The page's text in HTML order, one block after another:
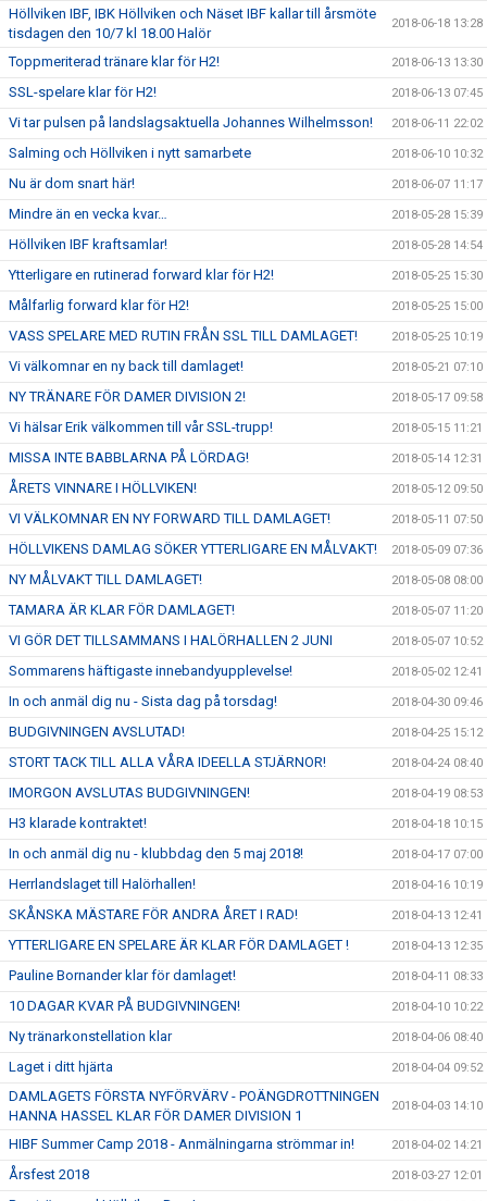
Höllviken IBF, IBK Höllviken och Näset IBF kallar till årsmöte
tisdagen den 10/7 kl 18.00 Halör
2018-06-18 13:28
Toppmeriterad tränare klar för H2! 2018-06-13 13:30
SSL-spelare klar för H2! 2018-06-13 07:45
Vi tar pulsen på landslagsaktuella Johannes Wilhelmsson! 2018-06-11 22:02
Salming och Höllviken i nytt samarbete 2018-06-10 10:32
Nu är dom snart här! 2018-06-07 11:17
Mindre än en vecka kvar… 2018-05-28 15:39
Höllviken IBF kraftsamlar! 2018-05-28 14:54
Ytterligare en rutinerad forward klar för H2! 2018-05-25 15:30
Målfarlig forward klar för H2! 2018-05-25 15:00
VASS SPELARE MED RUTIN FRÅN SSL TILL DAMLAGET! 2018-05-25 10:19
Vi välkomnar en ny back till damlaget! 2018-05-21 07:10
NY TRÄNARE FÖR DAMER DIVISION 2! 2018-05-17 09:58
Vi hälsar Erik välkommen till vår SSL-trupp! 2018-05-15 11:21
MISSA INTE BABBLARNA PÅ LÖRDAG! 2018-05-14 12:31
ÅRETS VINNARE I HÖLLVIKEN! 2018-05-12 09:50
VI VÄLKOMNAR EN NY FORWARD TILL DAMLAGET! 2018-05-11 07:50
HÖLLVIKENS DAMLAG SÖKER YTTERLIGARE EN MÅLVAKT! 2018-05-09 07:36
NY MÅLVAKT TILL DAMLAGET! 2018-05-08 08:00
TAMARA ÄR KLAR FÖR DAMLAGET! 2018-05-07 11:20
VI GÖR DET TILLSAMMANS I HALÖRHALLEN 2 JUNI 2018-05-07 10:52
Sommarens häftigaste innebandyupplevelse! 2018-05-02 12:41
In och anmäl dig nu - Sista dag på torsdag! 2018-04-30 09:46
BUDGIVNINGEN AVSLUTAD! 2018-04-25 15:12
STORT TACK TILL ALLA VÅRA IDEELLA STJÄRNOR! 2018-04-24 08:40
IMORGON AVSLUTAS BUDGIVNINGEN! 2018-04-19 08:53
H3 klarade kontraktet! 2018-04-18 10:15
In och anmäl dig nu - klubbdag den 5 maj 2018! 2018-04-17 07:00
Herrlandslaget till Halörhallen! 2018-04-16 10:19
SKÅNSKA MÄSTARE FÖR ANDRA ÅRET I RAD! 2018-04-13 12:41
YTTERLIGARE EN SPELARE ÄR KLAR FÖR DAMLAGET ! 2018-04-13 12:35
Pauline Bornander klar för damlaget! 2018-04-11 08:33
10 DAGAR KVAR PÅ BUDGIVNINGEN! 2018-04-10 10:22
Ny tränarkonstellation klar 2018-04-06 08:40
Laget i ditt hjärta 2018-04-04 09:52
DAMLAGETS FÖRSTA NYFÖRVÄRV - POÄNGDROTTNINGEN
HANNA HASSEL KLAR FÖR DAMER DIVISION 1
2018-04-03 14:10
HIBF Summer Camp 2018 - Anmälningarna strömmar in! 2018-04-02 14:21
Årsfest 2018 2018-03-27 12:01